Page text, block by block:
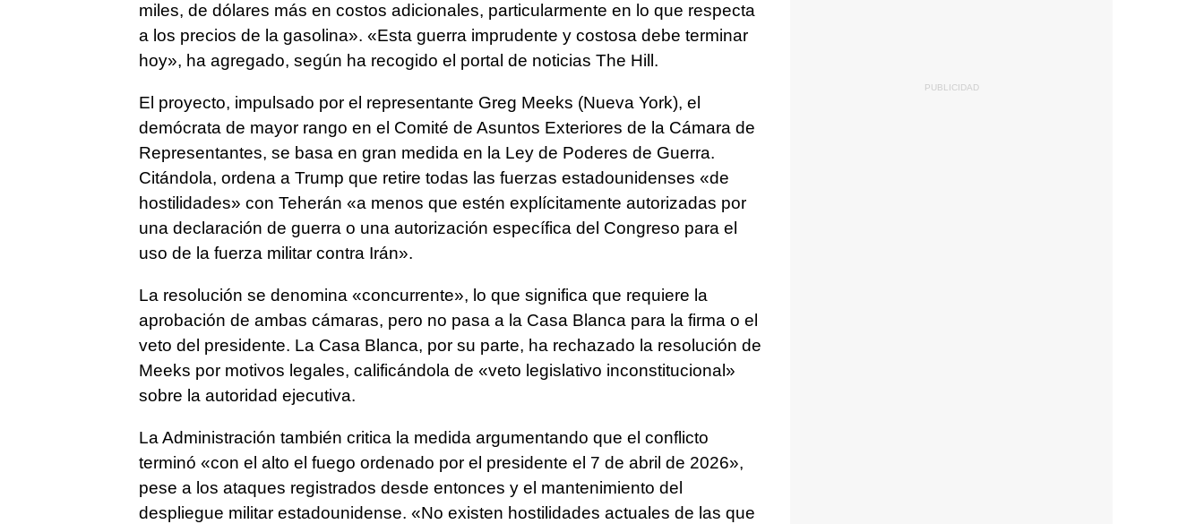
miles, de dólares más en costos adicionales, particularmente en lo que respecta
a los precios de la gasolina». «Esta guerra imprudente y costosa debe terminar
hoy», ha agregado, según ha recogido el portal de noticias The Hill.
El proyecto, impulsado por el representante Greg Meeks (Nueva York), el
demócrata de mayor rango en el Comité de Asuntos Exteriores de la Cámara de
Representantes, se basa en gran medida en la Ley de Poderes de Guerra.
Citándola, ordena a Trump que retire todas las fuerzas estadounidenses «de
hostilidades» con Teherán «a menos que estén explícitamente autorizadas por
una declaración de guerra o una autorización específica del Congreso para el
uso de la fuerza militar contra Irán».
La resolución se denomina «concurrente», lo que significa que requiere la
aprobación de ambas cámaras, pero no pasa a la Casa Blanca para la firma o el
veto del presidente. La Casa Blanca, por su parte, ha rechazado la resolución de
Meeks por motivos legales, calificándola de «veto legislativo inconstitucional»
sobre la autoridad ejecutiva.
La Administración también critica la medida argumentando que el conflicto
terminó «con el alto el fuego ordenado por el presidente el 7 de abril de 2026»,
pese a los ataques registrados desde entonces y el mantenimiento del
despliegue militar estadounidense. «No existen hostilidades actuales de las que